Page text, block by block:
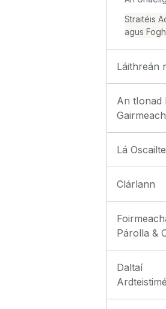
Straitéis
agus
Láithreán
An tIonad
Lá
Clárlann
Párolla &
Daltaí